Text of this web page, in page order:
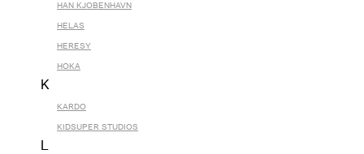
HAN KJOBENHAVN
HELAS
HERESY
HOKA
K
KARDO
KIDSUPER STUDIOS
L